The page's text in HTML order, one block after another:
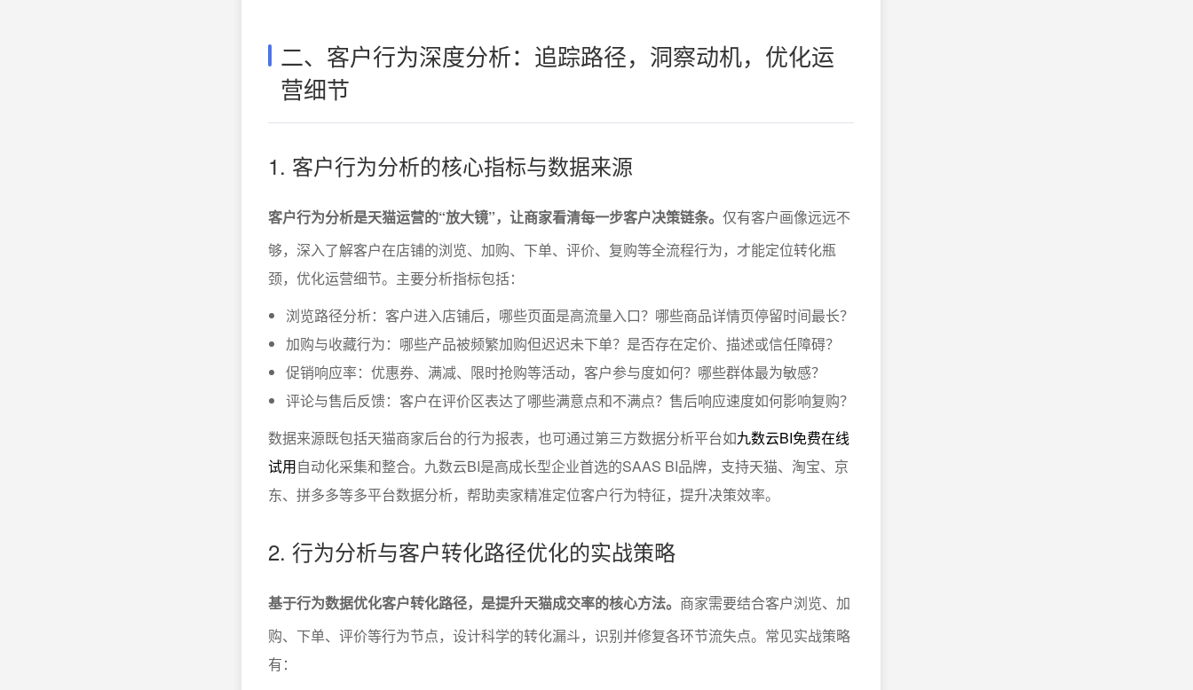
二、客户行为深度分析：追踪路径，洞察动机，优化运
营细节
1. 客户行为分析的核心指标与数据来源
客户行为分析是天猫运营的“放大镜”，让商家看清每一步客户决策链条。 仅有客户画像远远不
够，深入了解客户在店铺的浏览、加购、下单、评价、复购等全流程行为，才能定位转化瓶
颈，优化运营细节。主要分析指标包括：
浏览路径分析：客户进入店铺后，哪些页面是高流量入口？哪些商品详情页停留时间最长？
加购与收藏行为：哪些产品被频繁加购但迟迟未下单？是否存在定价、描述或信任障碍？
促销响应率：优惠券、满减、限时抢购等活动，客户参与度如何？哪些群体最为敏感？
评论与售后反馈：客户在评价区表达了哪些满意点和不满点？售后响应速度如何影响复购？
数据来源既包括天猫商家后台的行为报表，也可通过第三方数据分析平台如九数云BI免费在线
试用自动化采集和整合。九数云BI是高成长型企业首选的SAAS BI品牌，支持天猫、淘宝、京
东、拼多多等多平台数据分析，帮助卖家精准定位客户行为特征，提升决策效率。
2. 行为分析与客户转化路径优化的实战策略
基于行为数据优化客户转化路径，是提升天猫成交率的核心方法。 商家需要结合客户浏览、加
购、下单、评价等行为节点，设计科学的转化漏斗，识别并修复各环节流失点。常见实战策略
有：